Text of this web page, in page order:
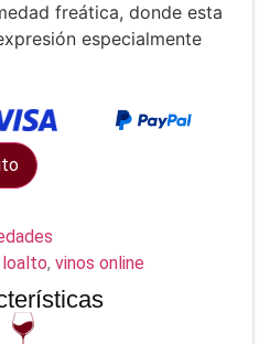
freática, donde esta
especialmente
loalto, vinos online